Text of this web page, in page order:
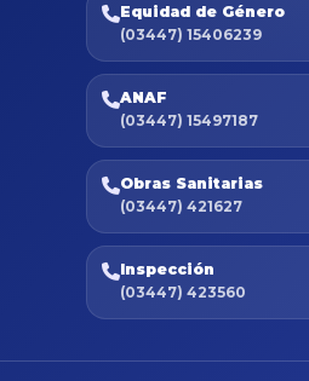
Equidad de Género
(03447) 15406239
ANAF
(03447) 15497187
Obras Sanitarias
(03447) 421627
Inspección
(03447) 423560